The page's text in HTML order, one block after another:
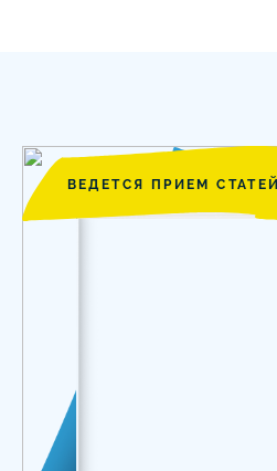
ВЕДЕТСЯ ПРИЕМ СТАТЕЙ